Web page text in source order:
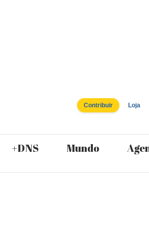
Contribuir Loja
+DNS Mundo